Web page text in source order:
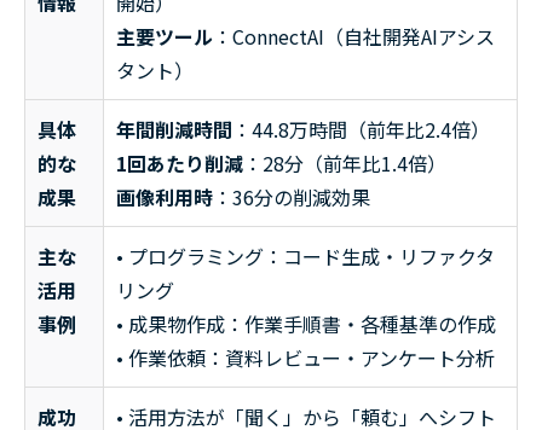
主要ツール ：ConnectAI（自社開発AIアシス
タント）
具体
的な
成果
年間削減時間 ：44.8万時間（前年比2.4倍）
1回あたり削減 ：28分（前年比1.4倍）
画像利用時 ：36分の削減効果
主な
活用
事例
• プログラミング：コード生成・リファクタ
リング
• 成果物作成：作業手順書・各種基準の作成
• 作業依頼：資料レビュー・アンケート分析
成功
• 活用方法が「聞く」から「頼む」へシフト